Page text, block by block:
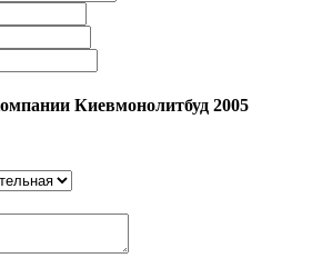
Киевмонолитбуд 2005